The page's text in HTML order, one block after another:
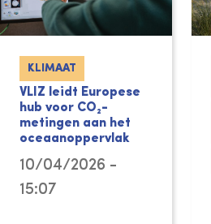
KLIMAAT
VLIZ leidt Europese
hub voor CO₂-
metingen aan het
oceaanoppervlak
10/04/2026 -
15:07